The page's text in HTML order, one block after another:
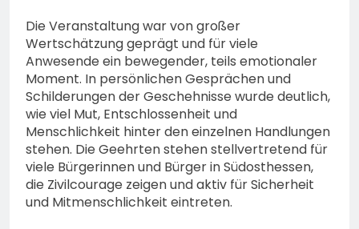
Aufenthalt von Ricardo
Zaragoza Gonzalez
POL-OH: Fahndung nach
vermisstem Michael S.
aus Rotenburg a.d. Fulda
7. August 2026
Die Veranstaltung war von großer
Wertschätzung geprägt und für viele
Anwesende ein bewegender, teils emotionaler
Moment. In persönlichen Gesprächen und
Schilderungen der Geschehnisse wurde deutlich,
wie viel Mut, Entschlossenheit und
Menschlichkeit hinter den einzelnen Handlungen
stehen. Die Geehrten stehen stellvertretend für
viele Bürgerinnen und Bürger in Südosthessen,
die Zivilcourage zeigen und aktiv für Sicherheit
und Mitmenschlichkeit eintreten.